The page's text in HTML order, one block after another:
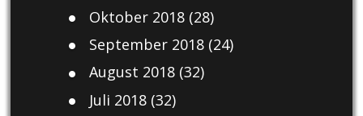
Oktober 2018(28)
September 2018(24)
August 2018(32)
Juli 2018(32)